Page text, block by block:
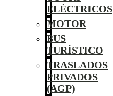
ELÉCTRICOS
MOTOR
BUS
TURÍSTICO
TRASLADOS
PRIVADOS
(AGP)